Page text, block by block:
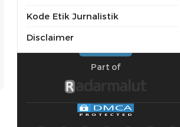
Kode Etik Jurnalistik
Disclaimer
Part of